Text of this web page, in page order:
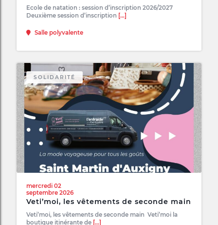
Ecole de natation : session d’inscription 2026/2027
Deuxième session d’inscription [...]
Salle polyvalente
SOLIDARITÉ
mercredi 02
septembre 2026
Veti’moi, les vêtements de seconde main
Veti’moi, les vêtements de seconde main Veti’moi la
boutique itinérante de [...]